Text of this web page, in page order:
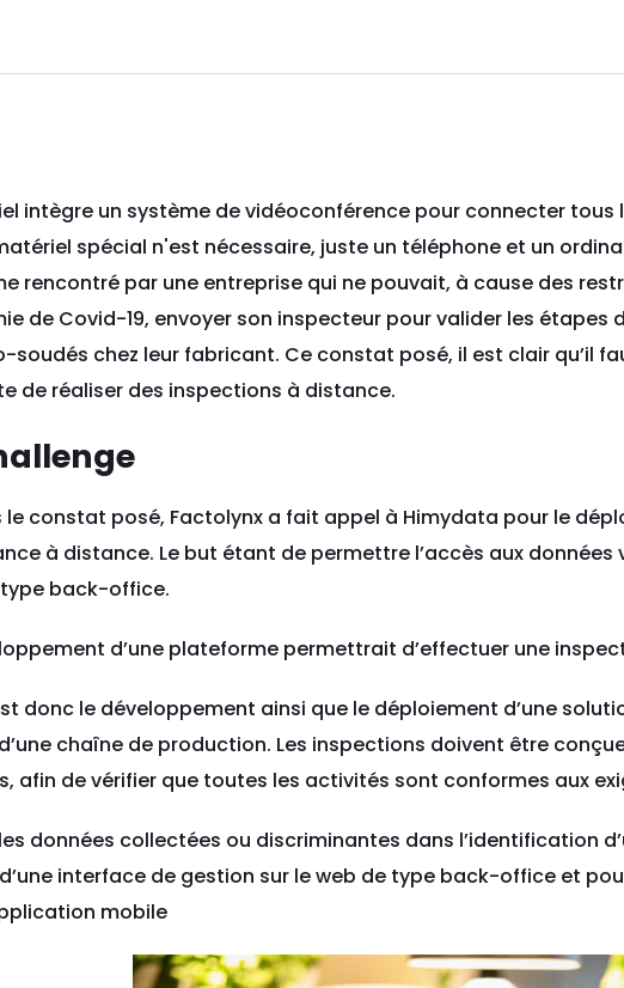
intègre un système de vidéoconférence pour connecter
spécial n'est nécessaire, juste un téléphone et un
rencontré par une entreprise qui ne pouvait, à cause des
de Covid-19, envoyer son inspecteur pour valider les étapes
soudés chez leur fabricant. Ce constat posé, il est clair qu’il
de réaliser des inspections à distance.
le constat posé, Factolynx a fait appel à Himydata pour le
à distance. Le but étant de permettre l’accès aux
back-office.
d’une plateforme permettrait d’effectuer une
donc le développement ainsi que le déploiement d’une
chaîne de production. Les inspections doivent être
afin de vérifier que toutes les activités sont conformes aux
données collectées ou discriminantes dans l’identification
interface de gestion sur le web de type back-office et
mobile